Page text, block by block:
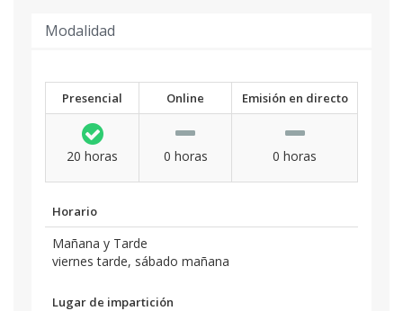
Modalidad
Presencial Online Emisión en directo
20 horas 0 horas 0 horas
Horario
Mañana y Tarde
viernes tarde, sábado mañana
Lugar de impartición